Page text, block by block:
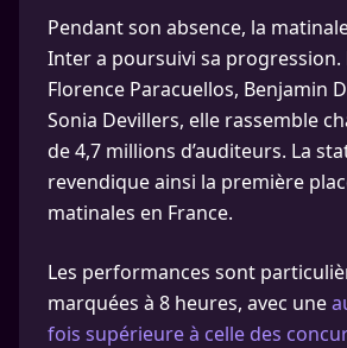
Pendant son absence, la
Inter a poursuivi sa progression.
Florence Paracuellos, Benjamin
Sonia Devillers, elle rassemble
de 4,7 millions d’auditeurs. La
revendique ainsi la première
matinales en France.
Les performances sont
marquées à 8 heures, avec une
fois supérieure à celle des